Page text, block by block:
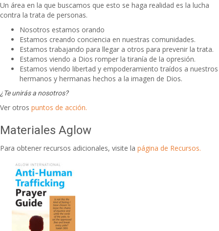
Un área en la que buscamos que esto se haga realidad es la lucha
contra la trata de personas.
Nosotros estamos orando
Estamos creando conciencia en nuestras comunidades.
Estamos trabajando para llegar a otros para prevenir la trata.
Estamos viendo a Dios romper la tiranía de la opresión.
Estamos viendo libertad y empoderamiento traídos a nuestros
hermanos y hermanas hechos a la imagen de Dios.
¿Te unirás a nosotros?
Ver otros puntos de acción.
Materiales Aglow
Para obtener recursos adicionales, visite la página de Recursos.